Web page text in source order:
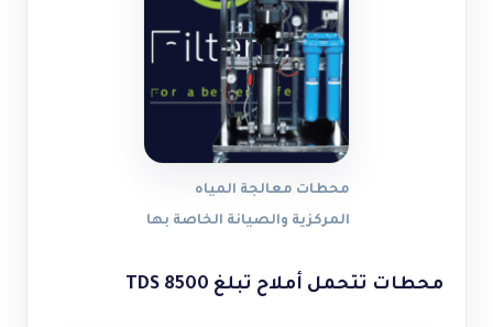
محطات معالجة المياه
المركزية والصيانة الخاصة بها
محطات تتحمل أملاح تبلغ 8500 TDS